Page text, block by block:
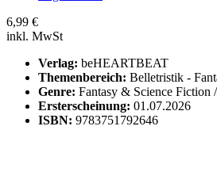
6,99 €
inkl. MwSt
Verlag: beHEARTBEAT
Themenbereich: Belletristik -
Genre: Fantasy & Science Fiction
Ersterscheinung: 01.07.2026
ISBN: 9783751792646